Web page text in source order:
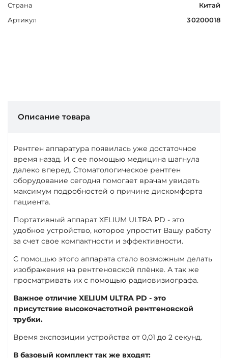
Страна
Китай
Артикул
30200018
Описание товара
Рентген аппаратура появилась уже достаточное
время назад. И с ее помощью медицина шагнула
далеко вперед. Стоматологическое рентген
оборудование сегодня помогает врачам увидеть
максимум подробностей о причине дискомфорта
пациента.
Портативный аппарат XELIUM ULTRA PD - это
удобное устройство, которое упростит Вашу работу
за счет свое компактности и эффективности.
С помощью этого аппарата стало возможным делать
изображения на рентгеновской плёнке. А так же
просматривать их с помощью радиовизиографа.
Важное отличие XELIUM ULTRA PD - это
присутствие высокочастотной рентгеновской
трубки.
Время экспозиции устройства от 0,01 до 2 секунд.
В базовый комплект так же входят: